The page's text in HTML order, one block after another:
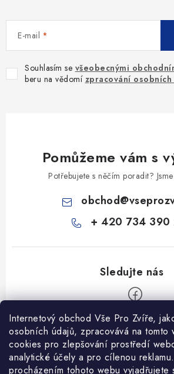
Internetový obchod Vše Pro Zvíře,
osobních údajů, zpracovává na tomto
cookies pro zlepšování prostředí
analytické účely a pro cílenou
procházením tohoto webu vyjadřujete
E-mail
Souhlasím se všeobecnými
beru na vědomí zpracování osobních
Pomůžeme vám s
Potřebujete s něčím poradit?
obchod@
+ 420 734 390
Informace pro Vás